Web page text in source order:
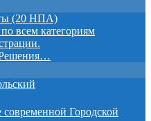
(20 НПА)
всем категориям
Городской